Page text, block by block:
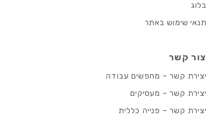
בלוג
תנאי שימוש באתר
צור קשר
יצירת קשר – מחפשים עבודה
יצירת קשר – מעסיקים
יצירת קשר – פנייה כללית